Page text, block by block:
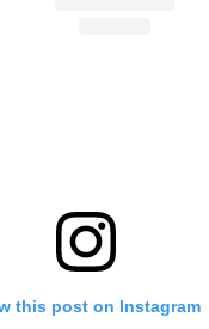
this post on Instagram